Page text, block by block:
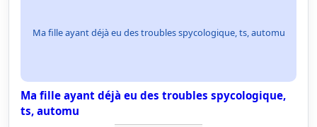
Ma fille ayant déjà eu des troubles spycologique, ts, automu
Ma fille ayant déjà eu des troubles spycologique,
ts, automu